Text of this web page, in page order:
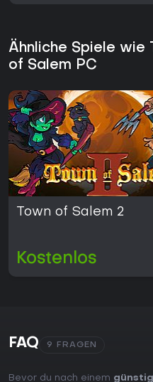
Ähnliche Spiele wie
of Salem PC
Town of Salem 2
Kostenlos
FAQ 9 FRAGEN
Bevor du nach einem